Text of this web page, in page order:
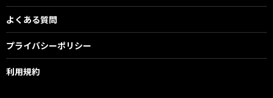
よくある質問
プライバシーポリシー
利用規約